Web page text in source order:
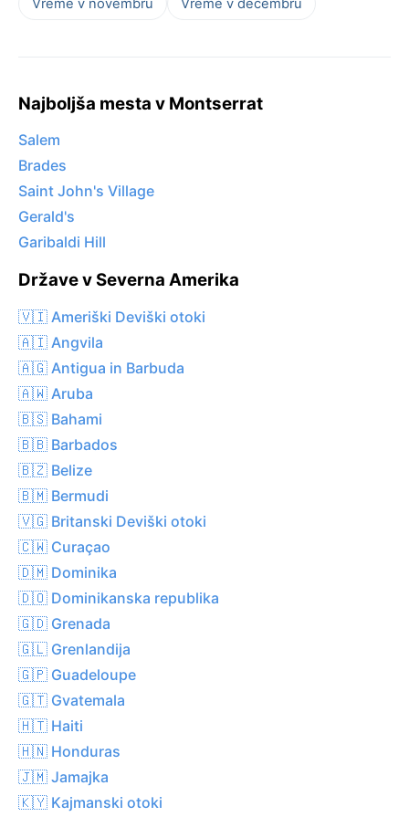
Vreme v novembru Vreme v decembru
Najboljša mesta v Montserrat
Salem
Brades
Saint John's Village
Gerald's
Garibaldi Hill
Države v Severna Amerika
🇻🇮 Ameriški Deviški otoki
🇦🇮 Angvila
🇦🇬 Antigua in Barbuda
🇦🇼 Aruba
🇧🇸 Bahami
🇧🇧 Barbados
🇧🇿 Belize
🇧🇲 Bermudi
🇻🇬 Britanski Deviški otoki
🇨🇼 Curaçao
🇩🇲 Dominika
🇩🇴 Dominikanska republika
🇬🇩 Grenada
🇬🇱 Grenlandija
🇬🇵 Guadeloupe
🇬🇹 Gvatemala
🇭🇹 Haiti
🇭🇳 Honduras
🇯🇲 Jamajka
🇰🇾 Kajmanski otoki